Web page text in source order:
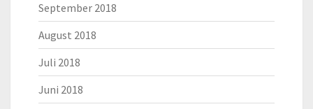
September 2018
August 2018
Juli 2018
Juni 2018